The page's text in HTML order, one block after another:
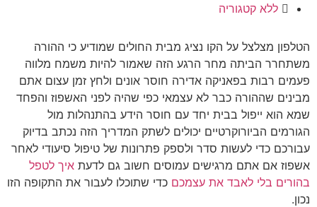
ללא קטגוריה
הטלפון מצלצל על הקו נציג מבית החולים שמודיע כי ההורה
משתחרר הביתה מחר הרגע הזה שאמור להיות משמח מלווה
פעמים רבות בפאניקה אדירה חוסר אונים ולחץ זמן עצום אתם
מבינים שההורה כבר לא עצמאי כפי שהיה לפני האשפוז והפחד
שמא הוא ייפול בבית יחד עם חוסר הידע בהתנהלות מול
הגורמים הביורוקרטיים יכולים לשתק המדריך הזה נכתב בדיוק
עבורכם כדי לעשות סדר ולספק פתרונות של טיפול סיעודי לאחר
אשפוז אם אתם מרגישים עמוסים חשוב גם לדעת איך לטפל
בהורים בלי לאבד את עצמכם כדי שתוכלו לעבור את התקופה הזו
נכון.